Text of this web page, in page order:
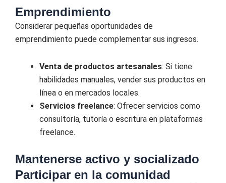
Emprendimiento
Considerar pequeñas oportunidades de
emprendimiento puede complementar sus ingresos.
Venta de productos artesanales: Si tiene
habilidades manuales, vender sus productos en
línea o en mercados locales.
Servicios freelance: Ofrecer servicios como
consultoría, tutoría o escritura en plataformas
freelance.
Mantenerse activo y socializado
Participar en la comunidad